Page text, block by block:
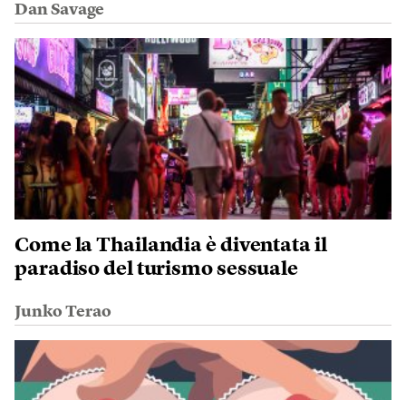
Dan Savage
Come la Thailandia è diventata il
paradiso del turismo sessuale
Junko Terao